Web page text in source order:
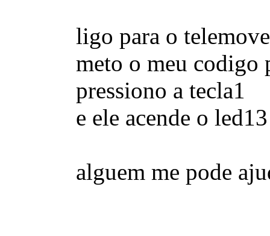
ligo para o
meto o meu codigo
pressiono a tecla1
e ele acende o led13
alguem me pode